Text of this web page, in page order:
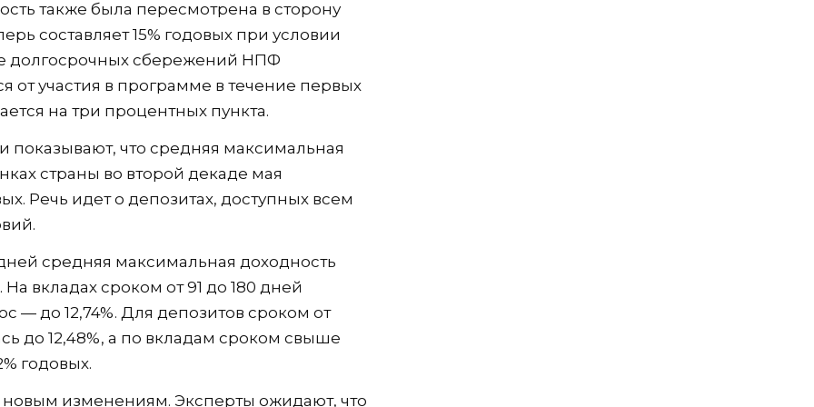
также была пересмотрена в сторону
составляет 15% годовых при условии
долгосрочных сбережений НПФ
от участия в программе в течение первых
на три процентных пункта.
что средняя максимальная
страны во второй декаде мая
Речь идет о депозитах, доступных всем
средняя максимальная доходность
На вкладах сроком от 91 до 180 дней
— до 12,74%. Для депозитов сроком от
до 12,48%, а по вкладам сроком свыше
годовых.
изменениям. Эксперты ожидают, что